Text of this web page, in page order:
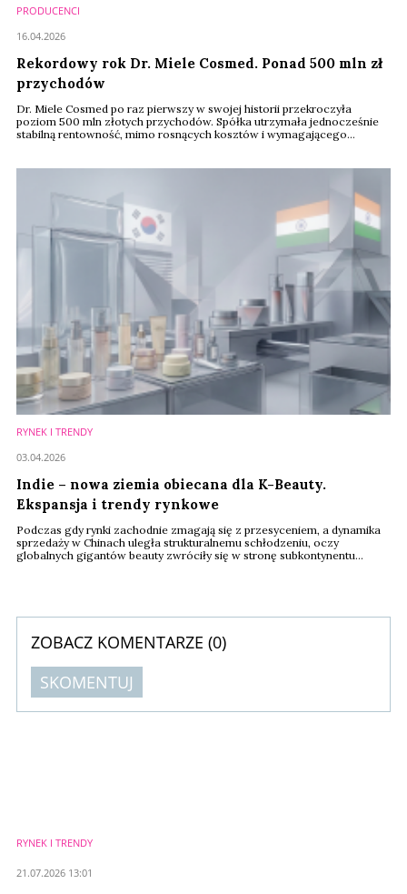
PRODUCENCI
Rekordowy rok Dr. Miele Cosmed. Ponad 500 mln zł
przychodów
Dr. Miele Cosmed po raz pierwszy w swojej historii przekroczyła
poziom 500 mln złotych przychodów. Spółka utrzymała jednocześnie
stabilną rentowność, mimo rosnących kosztów i wymagającego
16.04.2026
RYNEK I TRENDY
Indie – nowa ziemia obiecana dla K-Beauty.
Ekspansja i trendy rynkowe
Podczas gdy rynki zachodnie zmagają się z przesyceniem, a dynamika
sprzedaży w Chinach uległa strukturalnemu schłodzeniu, oczy
globalnych gigantów beauty zwróciły się w stronę subkontynentu
03.04.2026
ZOBACZ KOMENTARZE (0)
SKOMENTUJ
RYNEK I TRENDY
21.07.2026 13:01